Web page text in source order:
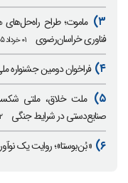
۳)
ماموت؛ طراح
فناوری خراسان‌رضوی
۰۱ خرداد ۱۴۰۵
۴) فراخوان دومین جشنواره
۵)
ملت خلاق، ملتی
صنایع‌دستی در شرایط جنگی
۲۲
۶) «بُن‌بوستا»؛ روایت یک